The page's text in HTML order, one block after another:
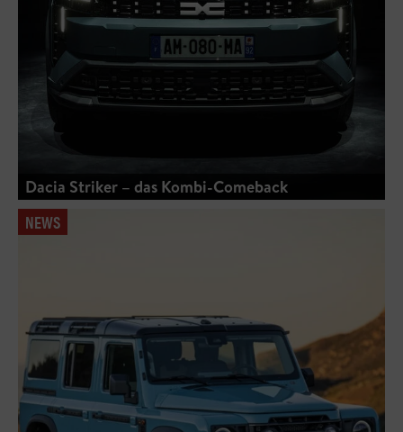
Dacia Striker – das Kombi-Comeback
NEWS